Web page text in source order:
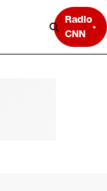
Radio
CNN